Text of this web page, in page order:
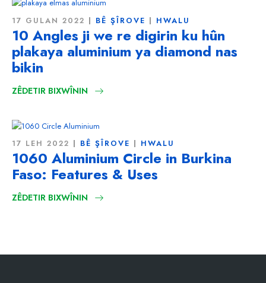
17 GULAN 2022 BÊ ŞÎROVE HWALU
10 Angles ji we re digirin ku hûn
plakaya aluminium ya diamond nas
bikin
ZÊDETIR BIXWÎNIN
17 LEH 2022 BÊ ŞÎROVE HWALU
1060 Aluminium Circle in Burkina
Faso: Features & Uses
ZÊDETIR BIXWÎNIN